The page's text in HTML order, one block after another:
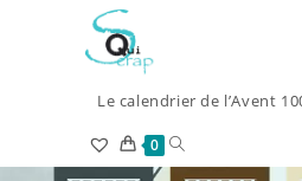
Le calendrier de l’Avent
0 Toggle